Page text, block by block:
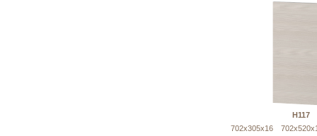
Н117
702х305х16